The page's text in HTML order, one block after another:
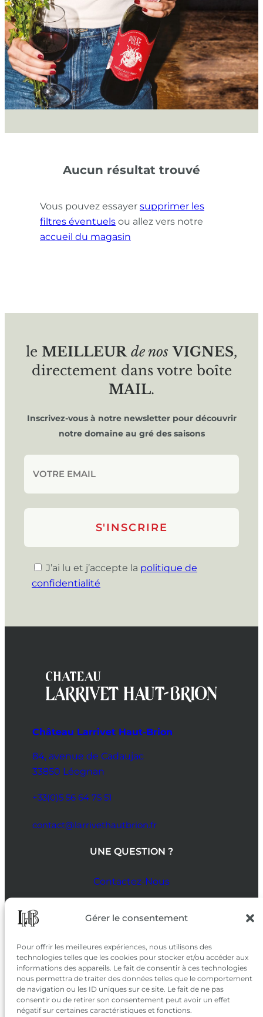
Gérer le consentement
Pour offrir les meilleures expériences, nous utilisons des
technologies telles que les cookies pour stocker et/ou accéder aux
informations des appareils. Le fait de consentir à ces technologies
nous permettra de traiter des données telles que le comportement
de navigation ou les ID uniques sur ce site. Le fait de ne pas
consentir ou de retirer son consentement peut avoir un effet
négatif sur certaines caractéristiques et fonctions.
Aucun résultat trouvé
Vous pouvez essayer supprimer les
filtres éventuels ou allez vers notre
accueil du magasin
le MEILLEUR de nos VIGNES,
directement dans votre boîte
MAIL.
Inscrivez-vous à notre newsletter pour découvrir
notre domaine au gré des saisons
J’ai lu et j’accepte la politique de
confidentialité
Château Larrivet Haut-Brion
84, avenue de Cadaujac
33850 Léognan
+33(0)5 56 64 75 51
contact@larrivethautbrion.fr
UNE QUESTION ?
Contactez-Nous
SUIVEZ-NOUS
SUR LES RÉSEAUX